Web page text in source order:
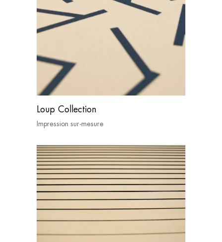
Loup Collection
Impression sur-mesure